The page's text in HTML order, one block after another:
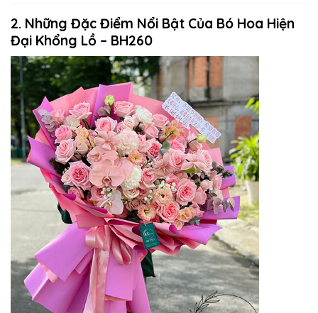
2. Những Đặc Điểm Nổi Bật Của Bó Hoa Hiện
Đại Khổng Lồ – BH260